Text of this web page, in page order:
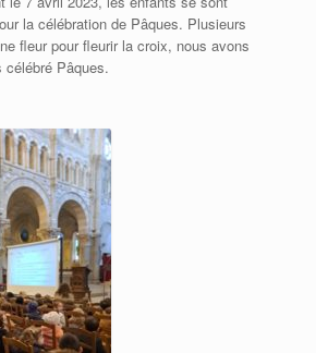
la célébration de Pâques. Plusieurs
fleur pour fleurir la croix, nous avons
Pâques.